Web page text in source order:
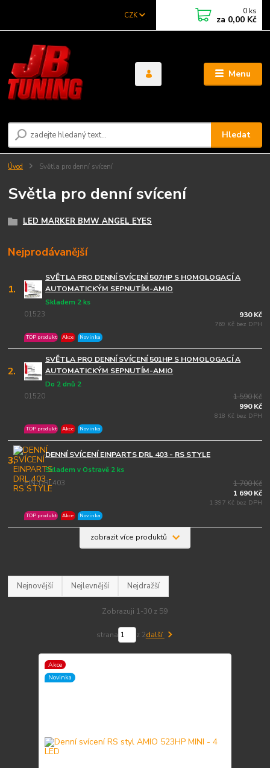
Menu
CZK
Hledat
0 ks
za 0,00 Kč
Úvod Světla pro denní svícení
Světla pro denní svícení
LED MARKER BMW ANGEL EYES
Nejprodávanější
1.
SVĚTLA PRO DENNÍ SVÍCENÍ 507HP S HOMOLOGACÍ A
AUTOMATICKÝM SEPNUTÍM-AMIO
01523
Skladem 2 ks
TOP produkt Akce Novinka
930 Kč
769 Kč bez DPH
2.
SVĚTLA PRO DENNÍ SVÍCENÍ 501HP S HOMOLOGACÍ A
AUTOMATICKÝM SEPNUTÍM-AMIO
01520
Do 2 dnů 2
TOP produkt Akce Novinka
1 590 Kč
990 Kč
818 Kč bez DPH
3. DENNÍ SVÍCENÍ EINPARTS DRL 403 - RS STYLE
EIN-DRL403
Skladem v Ostravě 2 ks
TOP produkt Akce Novinka
1 700 Kč
1 690 Kč
1 397 Kč bez DPH
zobrazit více produktů
Nejnovější Nejlevnější Nejdražší
Zobrazuji 1-30 z 59
strana z 2další
Akce
Novinka